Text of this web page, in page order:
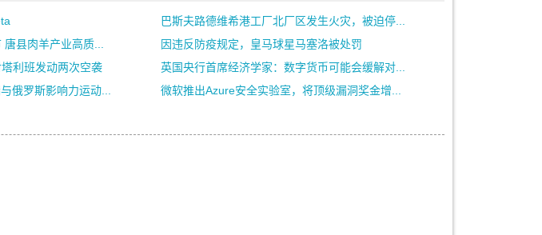
巴斯夫路德维希港工厂北厂区发生火灾，被迫停...
县肉羊产业高质...
因违反防疫规定，皇马球星马塞洛被处罚
利班发动两次空袭
英国央行首席经济学家：数字货币可能会缓解对...
俄罗斯影响力运动...
微软推出Azure安全实验室，将顶级漏洞奖金增...